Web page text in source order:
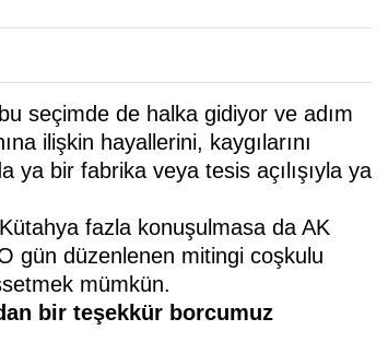
seçimde de halka gidiyor ve adım
ilişkin hayallerini, kaygılarını
bir fabrika veya tesis açılışıyla ya
fazla konuşulmasa da AK
gün düzenlenen mitingi coşkulu
mümkün.
bir teşekkür borcumuz